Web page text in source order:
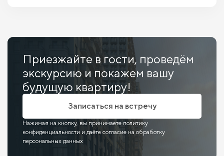
Приезжайте в гости, проведём
экскурсию и покажем вашу
будущую квартиру!
Записаться на встречу
Нажимая на кнопку, вы принимаете политику
конфиденциальности и даёте согласие на обработку
персональных данных